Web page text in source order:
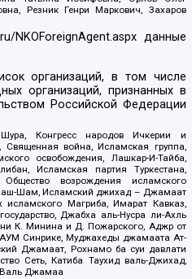
Резник Генри Маркович, Захаров
NKOForeignAgent.aspxданные
организаций, в том числе
организаций, признанных в
Российской Федерации
Конгресс народов Ичкерии и
Священная война, Исламская группа,
освобождения, Лашкар-И-Тайба,
Исламская партия Туркестана,
возрождения исламского
аш-Шам, Исламский джихад – Джамаат
Магриба, Имарат Кавказ,
Джабха аль-Нусра ли-Ахль
К. Минина и Д. Пожарского, Аджр от
АУМ Синрике, Муджахеды джамаата Ат-
Джамаат, Рохнамо ба суи давлати
Сеть, Катиба Таухид валь-Джихад,
Джамаа